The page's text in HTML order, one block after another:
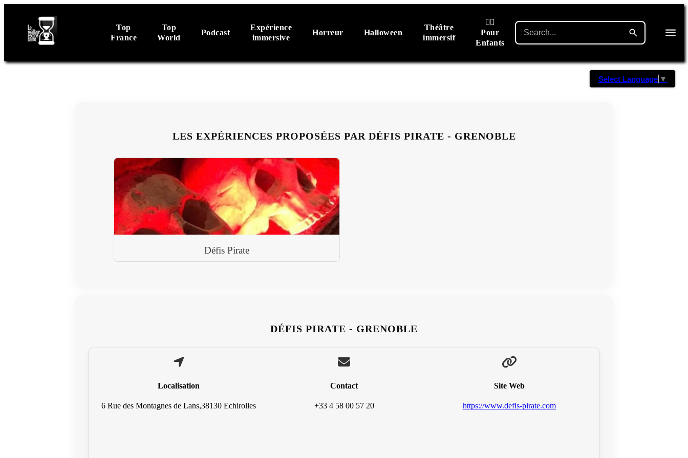
Top
France
Top
World
Podcast
Expérience
immersive
Horreur Halloween
Théâtre
immersif
🙋‍♂️
Pour
Enfants
Select Language ▼
LES EXPÉRIENCES PROPOSÉES PAR DÉFIS PIRATE - GRENOBLE
Défis Pirate
DÉFIS PIRATE - GRENOBLE
Localisation
6 Rue des Montagnes de Lans,38130 Echirolles
Contact
+33 4 58 00 57 20
Site Web
https://www.defis-pirate.com